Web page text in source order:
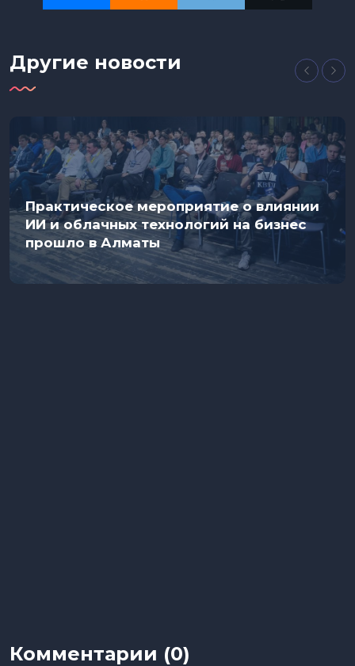
Другие новости
Практическое мероприятие о влиянии
ИИ и облачных технологий на бизнес
прошло в Алматы
Комментарии (0)